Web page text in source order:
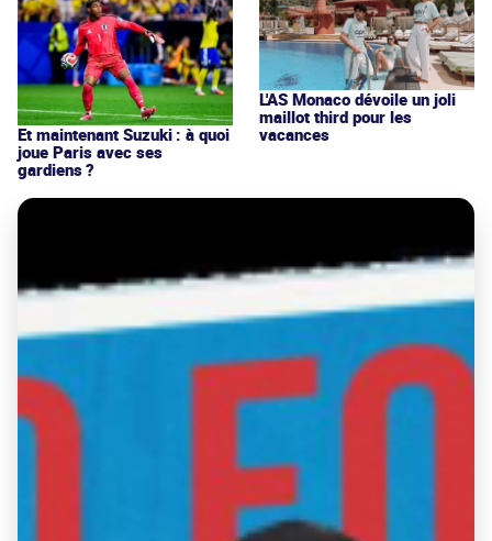
Et maintenant Suzuki : à quoi
joue Paris avec ses
gardiens ?
L'AS Monaco dévoile un joli
maillot third pour les
vacances